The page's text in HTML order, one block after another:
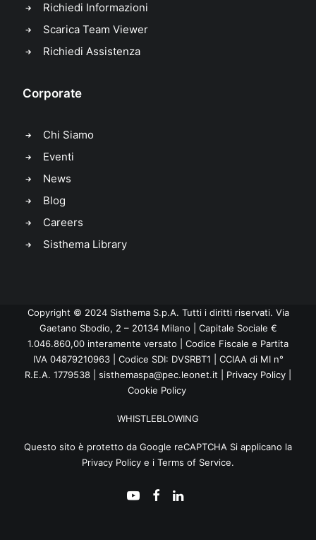
Richiedi Informazioni
Scarica Team Viewer
Richiedi Assistenza
Corporate
Chi Siamo
Eventi
News
Blog
Careers
Sisthema Library
Copyright © 2024 Sisthema S.p.A. Tutti i diritti riservati. Via
Gaetano Sbodio, 2 – 20134 Milano | Capitale Sociale €
1.046.860,00 interamente versato | Codice Fiscale e Partita
IVA 04879210963 | Codice SDI: DVSRBT1 | CCIAA di MI n°
R.E.A. 1779538 | sisthemaspa@pec.leonet.it Privacy Policy
Cookie Policy
WHISTLEBLOWING
Questo sito è protetto da Google reCAPTCHA Si applicano la
Privacy Policy e i Terms of Service.